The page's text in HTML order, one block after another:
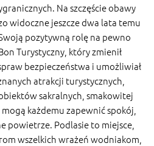
Na szczęście obawy
widoczne jeszcze dwa lata temu
pozytywną rolę na pewno
Turystyczny, który zmienił
bezpieczeństwa i umożliwiał
atrakcji turystycznych,
sakralnych, smakowitej
każdemu zapewnić spokój,
powietrze. Podlasie to miejsce,
wszelkich wrażeń wodniakom,